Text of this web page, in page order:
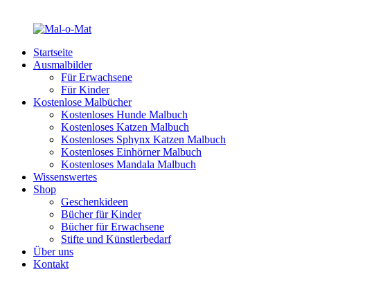
Startseite
Ausmalbilder
Für Erwachsene
Für Kinder
Kostenlose Malbücher
Kostenloses Hunde Malbuch
Kostenloses Katzen Malbuch
Kostenloses Sphynx Katzen Malbuch
Kostenloses Einhörner Malbuch
Kostenloses Mandala Malbuch
Wissenswertes
Shop
Geschenkideen
Bücher für Kinder
Bücher für Erwachsene
Stifte und Künstlerbedarf
Über uns
Kontakt